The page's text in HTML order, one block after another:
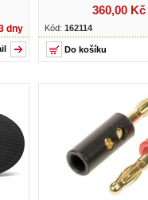
dny
360,00 Kč
Kód: 162114